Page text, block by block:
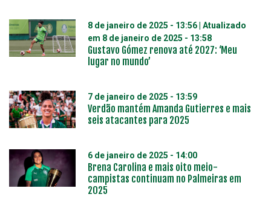
8 de janeiro de 2025 - 13:56 | Atualizado
em 8 de janeiro de 2025 - 13:58
Gustavo Gómez renova até 2027: ‘Meu
lugar no mundo’
7 de janeiro de 2025 - 13:59
Verdão mantém Amanda Gutierres e mais
seis atacantes para 2025
6 de janeiro de 2025 - 14:00
Brena Carolina e mais oito meio-
campistas continuam no Palmeiras em
2025